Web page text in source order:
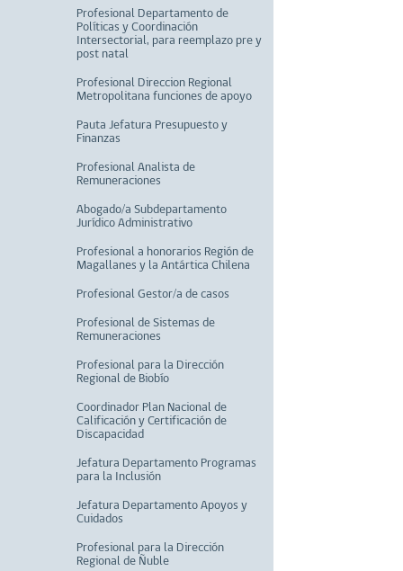
Profesional Departamento de
Políticas y Coordinación
Intersectorial, para reemplazo pre y
post natal
Profesional Direccion Regional
Metropolitana funciones de apoyo
Pauta Jefatura Presupuesto y
Finanzas
Profesional Analista de
Remuneraciones
Abogado/a Subdepartamento
Jurídico Administrativo
Profesional a honorarios Región de
Magallanes y la Antártica Chilena
Profesional Gestor/a de casos
Profesional de Sistemas de
Remuneraciones
Profesional para la Dirección
Regional de Biobío
Coordinador Plan Nacional de
Calificación y Certificación de
Discapacidad
Jefatura Departamento Programas
para la Inclusión
Jefatura Departamento Apoyos y
Cuidados
Profesional para la Dirección
Regional de Ñuble